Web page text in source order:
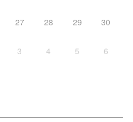
27 28 29 30
3 4 5 6